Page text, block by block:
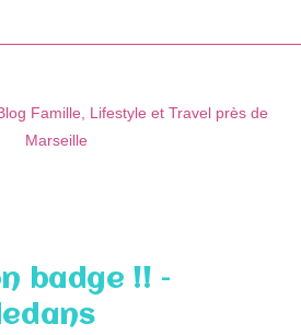
badge !! –